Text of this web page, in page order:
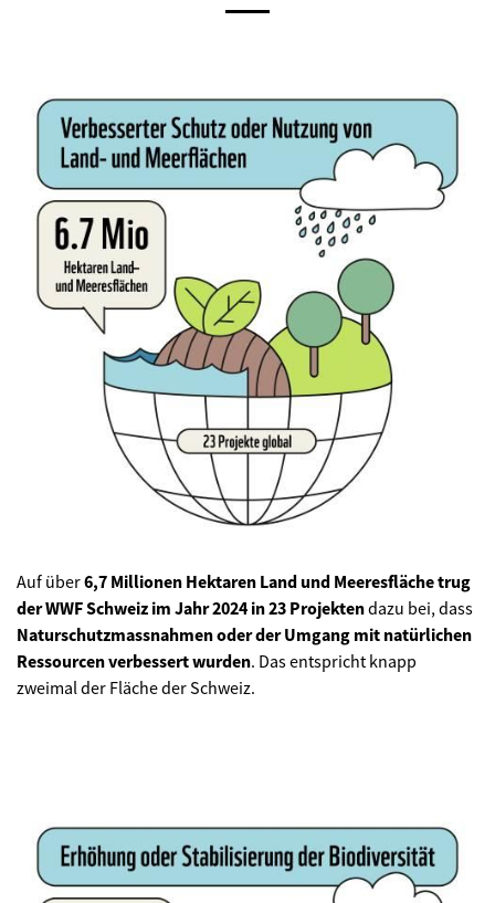
Auf über6,7 Millionen Hektaren Land und Meeresfläche trug
der WWF Schweiz im Jahr 2024 in 23 Projektendazu bei, dass
Naturschutzmassnahmen oder der Umgang mit natürlichen
Ressourcen verbessert wurden. Das entspricht knapp
zweimal der Fläche der Schweiz.